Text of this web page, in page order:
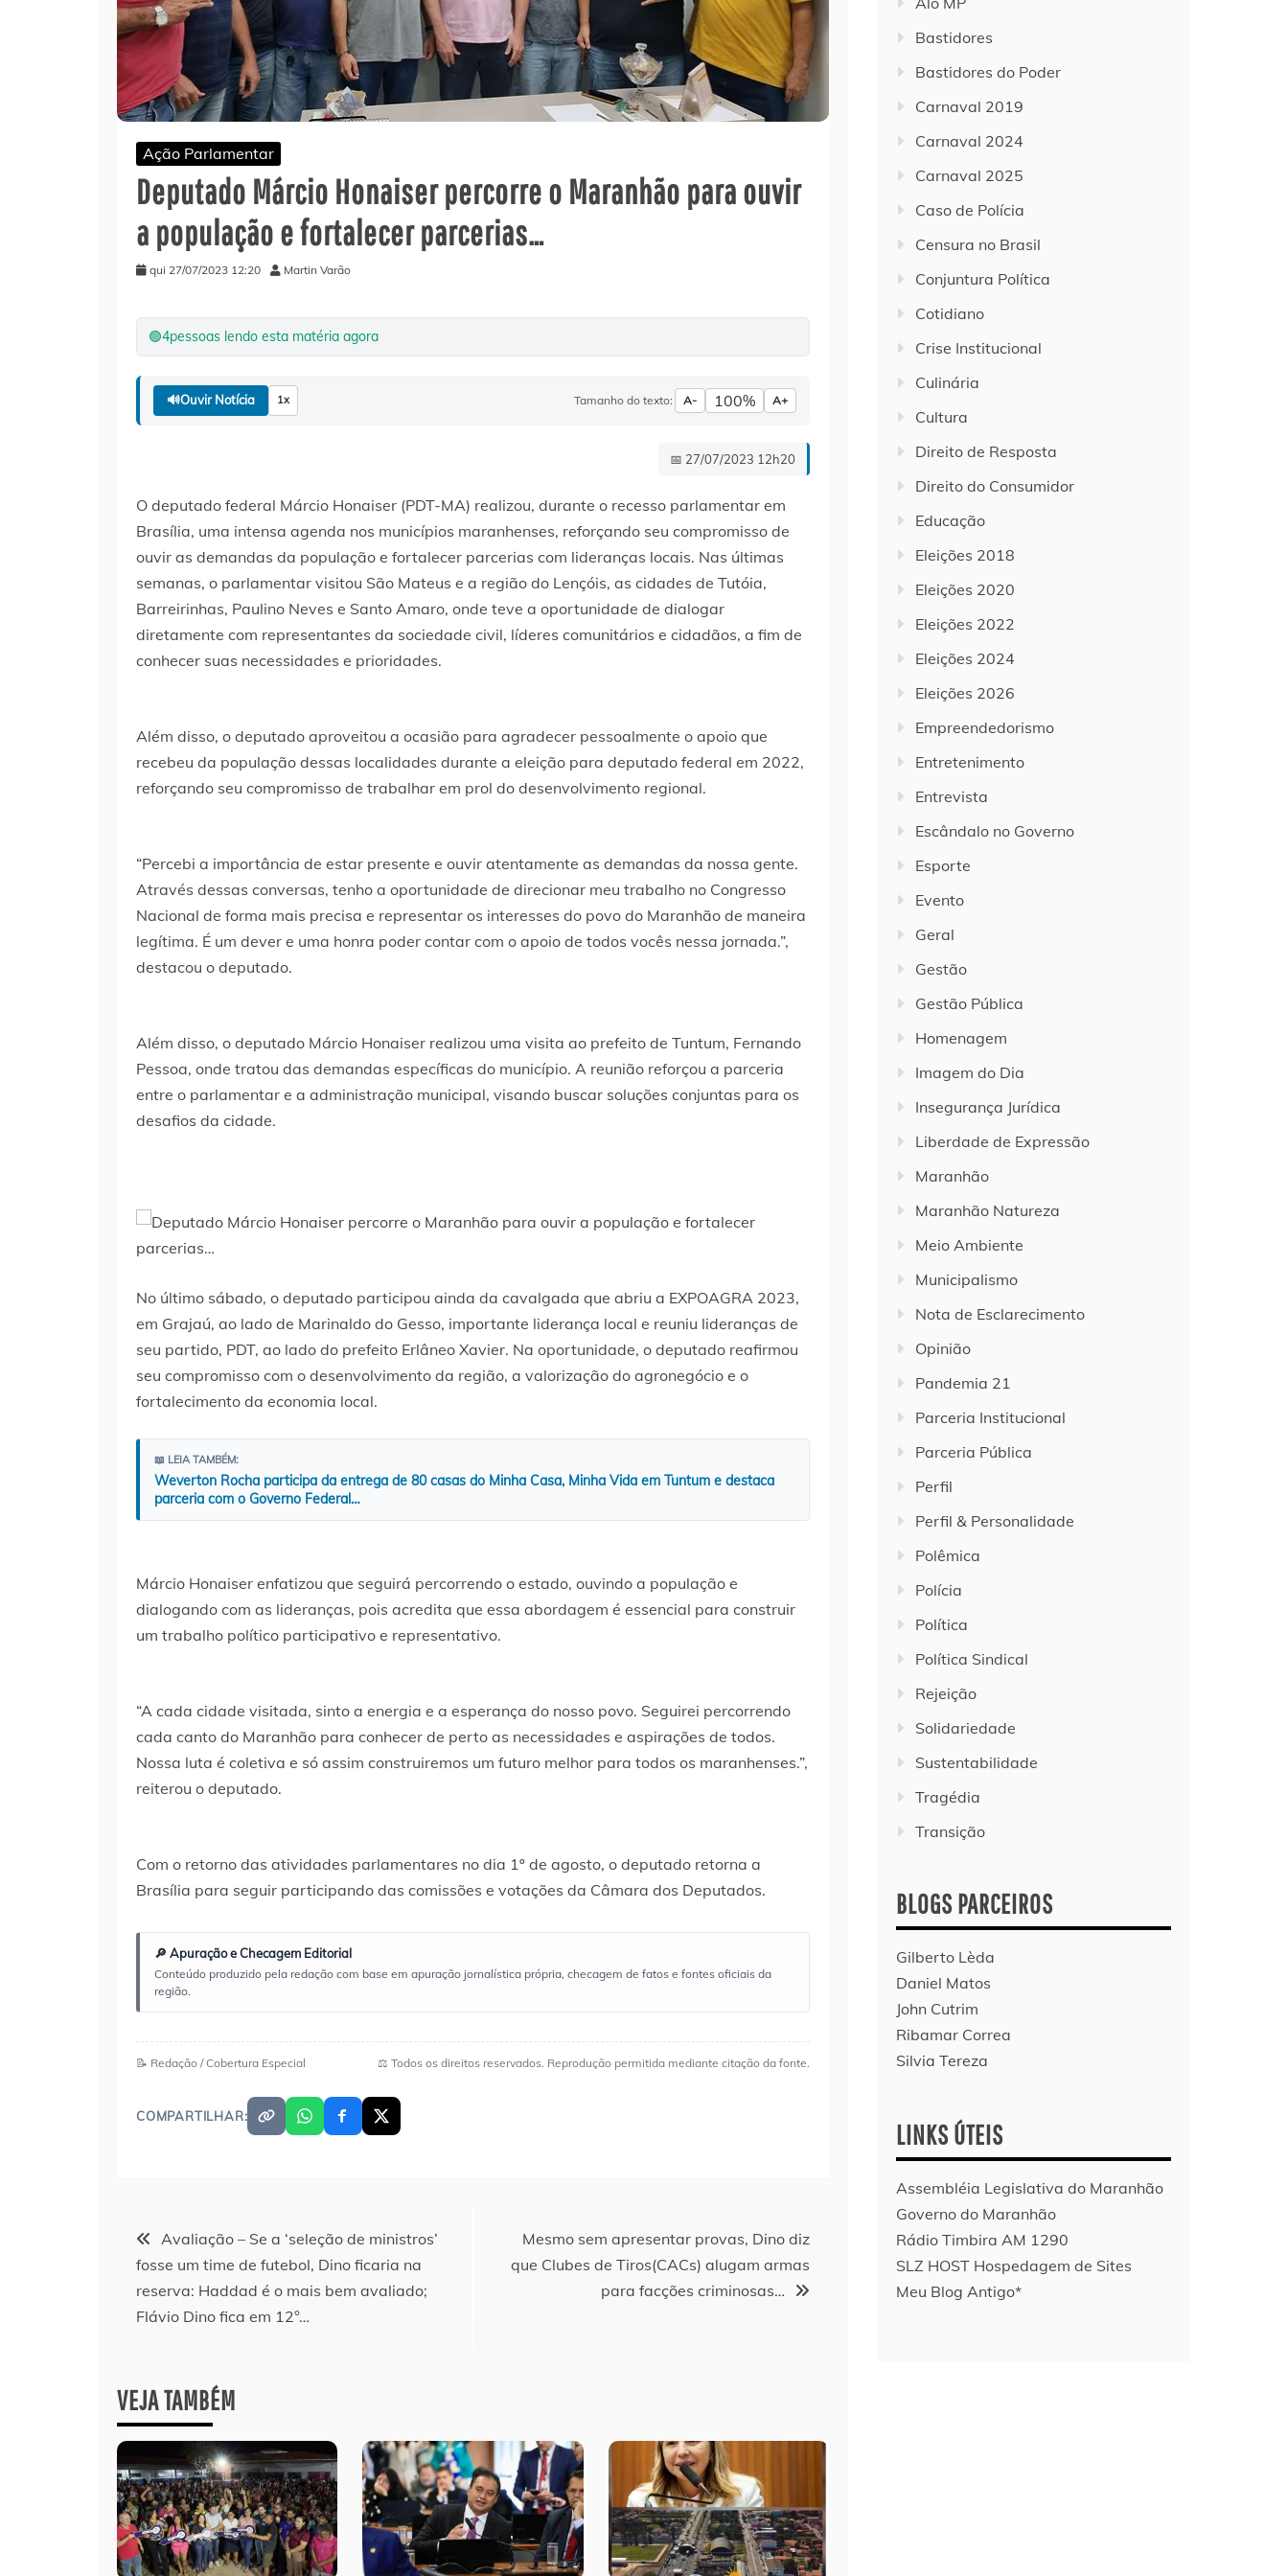
Ação Parlamentar
Deputado Márcio Honaiser percorre o Maranhão para ouvir
a população e fortalecer parcerias…
qui 27/07/2023 12:20 Martin Varão
🟢4pessoas lendo esta matéria agora
🔊Ouvir Notícia 1x Tamanho do texto: A- 100% A+
📅 27/07/2023 12h20
O deputado federal Márcio Honaiser (PDT-MA) realizou, durante o recesso parlamentar em
Brasília, uma intensa agenda nos municípios maranhenses, reforçando seu compromisso de
ouvir as demandas da população e fortalecer parcerias com lideranças locais. Nas últimas
semanas, o parlamentar visitou São Mateus e a região do Lençóis, as cidades de Tutóia,
Barreirinhas, Paulino Neves e Santo Amaro, onde teve a oportunidade de dialogar
diretamente com representantes da sociedade civil, líderes comunitários e cidadãos, a fim de
conhecer suas necessidades e prioridades.
Além disso, o deputado aproveitou a ocasião para agradecer pessoalmente o apoio que
recebeu da população dessas localidades durante a eleição para deputado federal em 2022,
reforçando seu compromisso de trabalhar em prol do desenvolvimento regional.
“Percebi a importância de estar presente e ouvir atentamente as demandas da nossa gente.
Através dessas conversas, tenho a oportunidade de direcionar meu trabalho no Congresso
Nacional de forma mais precisa e representar os interesses do povo do Maranhão de maneira
legítima. É um dever e uma honra poder contar com o apoio de todos vocês nessa jornada.”,
destacou o deputado.
Além disso, o deputado Márcio Honaiser realizou uma visita ao prefeito de Tuntum, Fernando
Pessoa, onde tratou das demandas específicas do município. A reunião reforçou a parceria
entre o parlamentar e a administração municipal, visando buscar soluções conjuntas para os
desafios da cidade.
No último sábado, o deputado participou ainda da cavalgada que abriu a EXPOAGRA 2023,
em Grajaú, ao lado de Marinaldo do Gesso, importante liderança local e reuniu lideranças de
seu partido, PDT, ao lado do prefeito Erlâneo Xavier. Na oportunidade, o deputado reafirmou
seu compromisso com o desenvolvimento da região, a valorização do agronegócio e o
fortalecimento da economia local.
📖 LEIA TAMBÉM:
Weverton Rocha participa da entrega de 80 casas do Minha Casa, Minha Vida em Tuntum e destaca
parceria com o Governo Federal…
Márcio Honaiser enfatizou que seguirá percorrendo o estado, ouvindo a população e
dialogando com as lideranças, pois acredita que essa abordagem é essencial para construir
um trabalho político participativo e representativo.
“A cada cidade visitada, sinto a energia e a esperança do nosso povo. Seguirei percorrendo
cada canto do Maranhão para conhecer de perto as necessidades e aspirações de todos.
Nossa luta é coletiva e só assim construiremos um futuro melhor para todos os maranhenses.”,
reiterou o deputado.
Com o retorno das atividades parlamentares no dia 1º de agosto, o deputado retorna a
Brasília para seguir participando das comissões e votações da Câmara dos Deputados.
🔎 Apuração e Checagem Editorial
Conteúdo produzido pela redação com base em apuração jornalística própria, checagem de fatos e fontes oficiais da
região.
📝 Redação / Cobertura Especial ⚖️ Todos os direitos reservados. Reprodução permitida mediante citação da fonte.
COMPARTILHAR:
Navegação
de
Avaliação – Se a ‘seleção de ministros’
fosse um time de futebol, Dino ficaria na
reserva: Haddad é o mais bem avaliado;
Flávio Dino fica em 12°…
Mesmo sem apresentar provas, Dino diz
que Clubes de Tiros(CACs) alugam armas
para facções criminosas…
VEJA TAMBÉM
Bastidores
Bastidores do Poder
Carnaval 2019
Carnaval 2024
Carnaval 2025
Caso de Polícia
Censura no Brasil
Conjuntura Política
Cotidiano
Crise Institucional
Culinária
Cultura
Direito de Resposta
Direito do Consumidor
Educação
Eleições 2018
Eleições 2020
Eleições 2022
Eleições 2024
Eleições 2026
Empreendedorismo
Entretenimento
Entrevista
Escândalo no Governo
Esporte
Evento
Geral
Gestão
Gestão Pública
Homenagem
Imagem do Dia
Insegurança Jurídica
Liberdade de Expressão
Maranhão
Maranhão Natureza
Meio Ambiente
Municipalismo
Nota de Esclarecimento
Opinião
Pandemia 21
Parceria Institucional
Parceria Pública
Perfil
Perfil & Personalidade
Polêmica
Polícia
Política
Política Sindical
Rejeição
Solidariedade
Sustentabilidade
Tragédia
Transição
BLOGS PARCEIROS
Gilberto Lèda
Daniel Matos
John Cutrim
Ribamar Correa
Silvia Tereza
LINKS ÚTEIS
Assembléia Legislativa do Maranhão
Governo do Maranhão
Rádio Timbira AM 1290
SLZ HOST Hospedagem de Sites
Meu Blog Antigo*